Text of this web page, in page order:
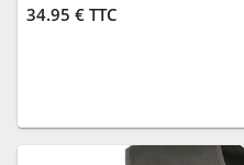
34.95 € TTC